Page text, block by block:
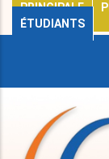
PRINCIPALE
ÉTUDIANTS